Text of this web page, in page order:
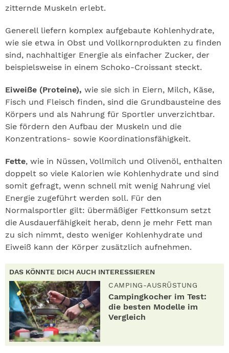
zitternde Muskeln erlebt.
Generell liefern komplex aufgebaute Kohlenhydrate,
wie sie etwa in Obst und Vollkornprodukten zu finden
sind, nachhaltiger Energie als einfacher Zucker, der
beispielsweise in einem Schoko-Croissant steckt.
Eiweiße (Proteine), wie sie sich in Eiern, Milch, Käse,
Fisch und Fleisch finden, sind die Grundbausteine des
Körpers und als Nahrung für Sportler unverzichtbar.
Sie fördern den Aufbau der Muskeln und die
Konzentrations- sowie Koordinationsfähigkeit.
Fette, wie in Nüssen, Vollmilch und Olivenöl, enthalten
doppelt so viele Kalorien wie Kohlenhydrate und sind
somit gefragt, wenn schnell mit wenig Nahrung viel
Energie zugeführt werden soll. Für den
Normalsportler gilt: übermäßiger Fettkonsum setzt
die Ausdauerfähigkeit herab, denn je mehr Fett man
zu sich nimmt, desto weniger Kohlenhydrate und
Eiweiß kann der Körper zusätzlich aufnehmen.
DAS KÖNNTE DICH AUCH INTERESSIEREN
CAMPING-AUSRÜSTUNG
Campingkocher im Test:
die besten Modelle im
Vergleich